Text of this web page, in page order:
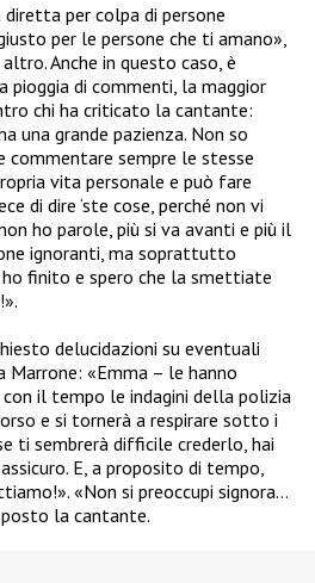
diretta per colpa di persone
per le persone che ti amano»,
Anche in questo caso, è
pioggia di commenti, la maggior
chi ha criticato la cantante:
una grande pazienza. Non so
sempre le stesse
vita personale e può fare
di dire ‘ste cose, perché non vi
ho parole, più si va avanti e più il
ignoranti, ma soprattutto
finito e spero che la smettiate
delucidazioni su eventuali
«Emma – le hanno
il tempo le indagini della polizia
e si tornerà a respirare sotto i
ti sembrerà difficile crederlo, hai
E, a proposito di tempo,
«Non si preoccupi signora…
la cantante.